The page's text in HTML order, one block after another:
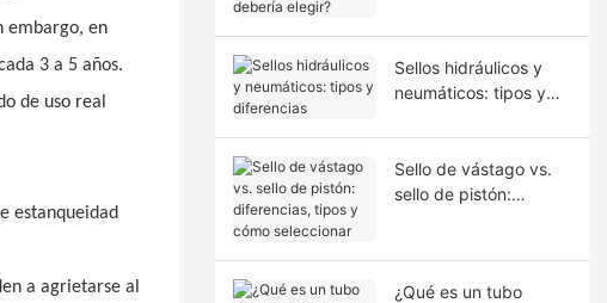
embargo, en
3 a 5 años.
de uso real
estanqueidad
a agrietarse al
Sellos hidráulicos y
neumáticos: tipos y
Sello de vástago vs.
sello de pistón:
¿Qué es un tubo